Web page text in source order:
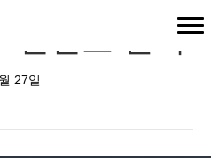
인진료 실시
27일